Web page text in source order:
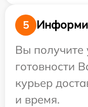
5
Вы получите
готовности
курьер
и время.